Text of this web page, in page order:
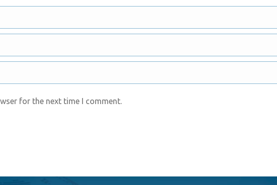
for the next time I comment.